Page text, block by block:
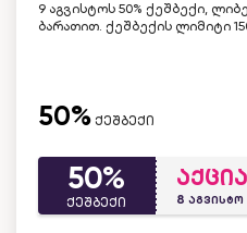
9 აგვისტოს 50% ქეშბექი,
ბარათით. ქეშბექის ლიმიტი
50% ქეშბექი
50%
ქეშბექი
აქცია
8 აგვისტო